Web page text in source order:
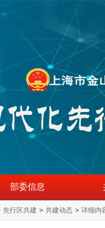
部委信息
先行区共建 > 共建动态 > 详细内